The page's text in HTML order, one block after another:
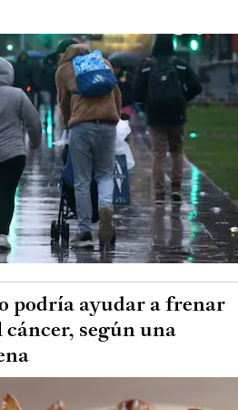
podría ayudar a frenar
según una